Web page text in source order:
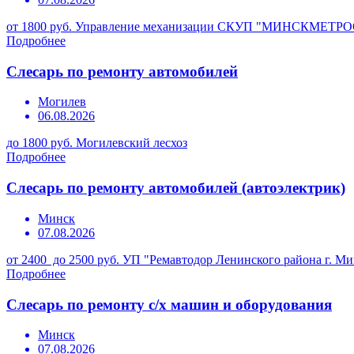
от 1800 руб. Управление механизации СКУП
Подробнее
Слесарь по ремонту автомобилей
Могилев
06.08.2026
до 1800 руб. Могилевский лесхоз
Подробнее
Слесарь по ремонту автомобилей (автоэлектрик)
Минск
07.08.2026
от 2400 до 2500 руб. УП "Ремавтодор Ленинского района г.
Подробнее
Слесарь по ремонту с/х машин и оборудования
Минск
07.08.2026